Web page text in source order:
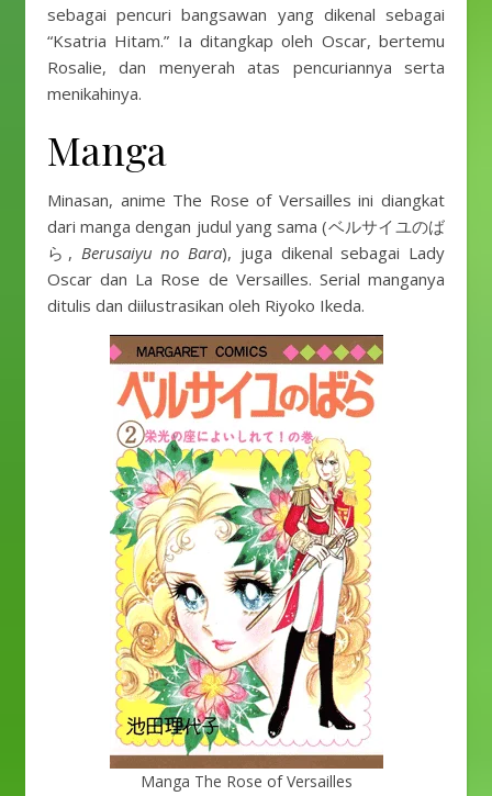
sebagai pencuri bangsawan yang dikenal sebagai
“Ksatria Hitam.” Ia ditangkap oleh Oscar, bertemu
Rosalie, dan menyerah atas pencuriannya serta
menikahinya.
Manga
Minasan, anime The Rose of Versailles ini diangkat
dari manga dengan judul yang sama (ベルサイユのば
ら, Berusaiyu no Bara), juga dikenal sebagai Lady
Oscar dan La Rose de Versailles. Serial manganya
ditulis dan diilustrasikan oleh Riyoko Ikeda.
Manga The Rose of Versailles